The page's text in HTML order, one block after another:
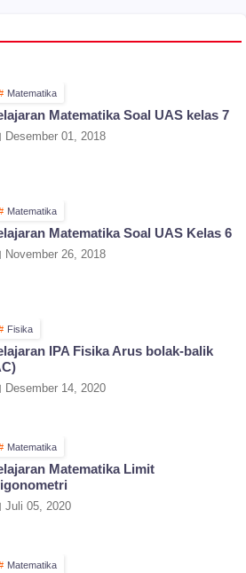
Matematika
Matematika Soal UAS kelas 7
Desember 01, 2018
Matematika
Matematika Soal UAS Kelas 6
November 26, 2018
Fisika
IPA Fisika Arus bolak-balik
Desember 14, 2020
Matematika
Matematika Limit
Juli 05, 2020
Matematika